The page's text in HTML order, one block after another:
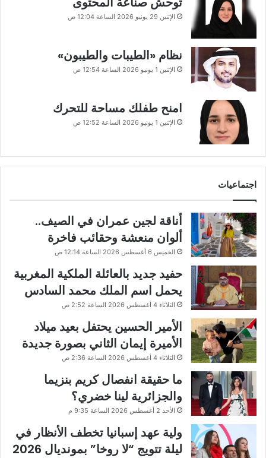
الإثنين 29 يونيو 2026 الساعة 12:04 ص
نظام «الطيبات والطيبون»
الإثنين 1 يونيو 2026 الساعة 12:54 ص
امنح طفلك مساحة للتحرك
الإثنين 1 يونيو 2026 الساعة 12:52 ص
اجتماعيات
أناقة لجين عمران في الصيف..
ألوان منعشة وحقائب فاخرة
الخميس 6 أغسطس 2026 الساعة 12:14 ص
حفيد جديد بالعائلة الملكية المغربية
يحمل اسم الملك محمد السادس
الثلاثاء 4 أغسطس 2026 الساعة 2:52 ص
الأمير الحسين يحتفل بعيد ميلاد
الأميرة إيمان الثاني بصورة جديدة
الثلاثاء 4 أغسطس 2026 الساعة 2:36 ص
ما حقيقة انفصال كريم بنزيما
والجزائرية لينا خضري؟
الأحد 2 أغسطس 2026 الساعة 9:35 م
ولية عهد إسبانيا تخطف الأنظار في
ليلة تتويج “لا روخا” بمونديال 2026